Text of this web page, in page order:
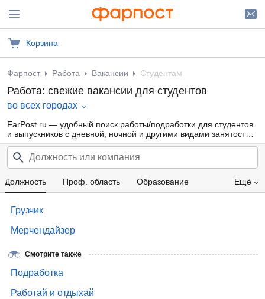
Корзина
Фарпост Работа Вакансии Студентам
Работа: свежие вакансии для студентов
во всех городах
FarPost.ru — удобный поиск работы/подработки для студентов
и выпускников с дневной, ночной и другими видами занятости
для девушек и парней от прямых работодателей, а также от
кадровых агентств. Свежие вакансии каждый день.
Ещё
Должность Проф. область Образование
Грузчик
Мерчендайзер
Смотрите также
Подработка
Работай и отдыхай